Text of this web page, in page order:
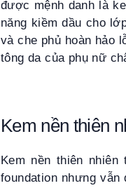
được mệnh danh là
năng kiềm dầu cho
và che phủ hoàn hảo
tông da của phụ nữ
Kem nền thiên
Kem nền thiên
foundation nhưng